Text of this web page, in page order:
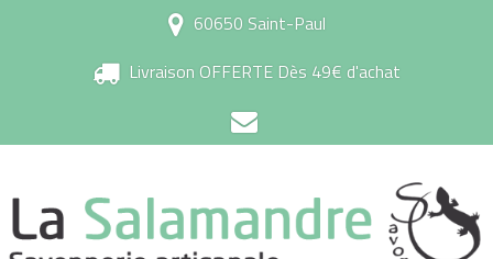
60650 Saint-Paul
Livraison OFFERTE Dès 49€ d'achat